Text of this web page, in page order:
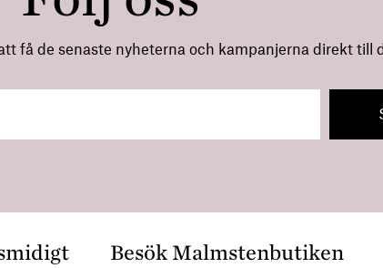
få de senaste nyheterna och kampanjerna direkt till
Besök Malmstenbutiken